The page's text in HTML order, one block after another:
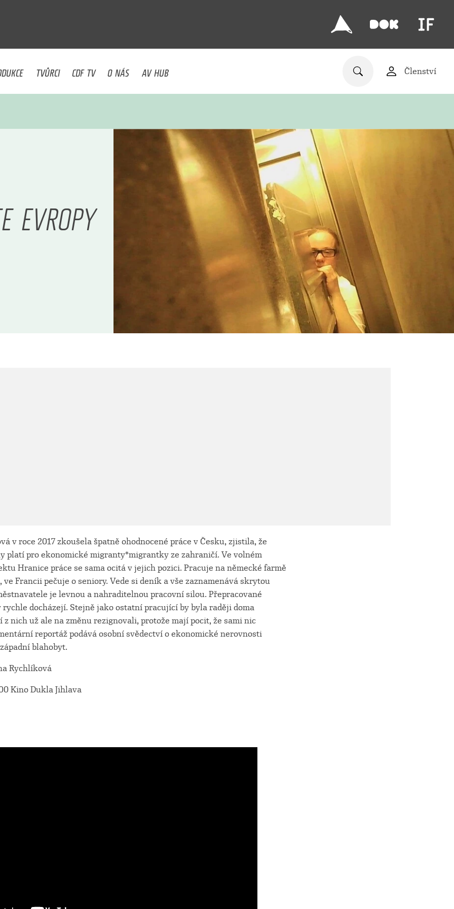
TVŮRCI CDF TV O NÁS AV HUB Členství
EVROPY
v roce 2017 zkoušela špatně ohodnocené práce v Česku, zjistila, že
platí pro ekonomické migranty*migrantky ze zahraničí. Ve volném
Hranice práce se sama ocitá v jejich pozici. Pracuje na německé farmě
Francii pečuje o seniory. Vede si deník a vše zaznamenává skrytou
je levnou a nahraditelnou pracovní silou. Přepracované
docházejí. Stejně jako ostatní pracující by byla raději doma
z nich už ale na změnu rezignovali, protože mají pocit, že sami nic
reportáž podává osobní svědectví o ekonomické nerovnosti
blahobyt.
Rychlíková
Kino Dukla Jihlava